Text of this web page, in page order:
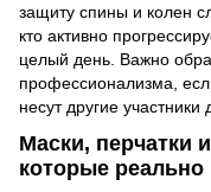
защиту спины и колен
кто активно
целый день. Важно
профессионализма,
несут другие участники
Маски, перчатки
которые